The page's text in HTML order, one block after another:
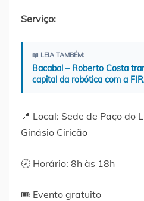
Serviço:
📖 LEIA TAMBÉM:
Bacabal – Roberto Costa
capital da robótica com a
📍 Local: Sede de Paço do
Ginásio Ciricão
🕗 Horário: 8h às 18h
🎟 Evento gratuito